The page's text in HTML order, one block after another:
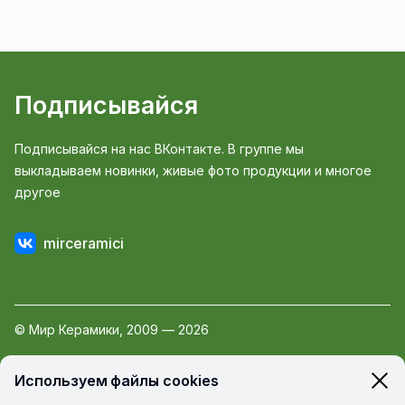
Подписывайся
Подписывайся на нас ВКонтакте. В группе мы
выкладываем новинки, живые фото продукции и многое
другое
mirceramici
© Мир Керамики, 2009 — 2026
Политика обработки персональных данных
Используем файлы cookies